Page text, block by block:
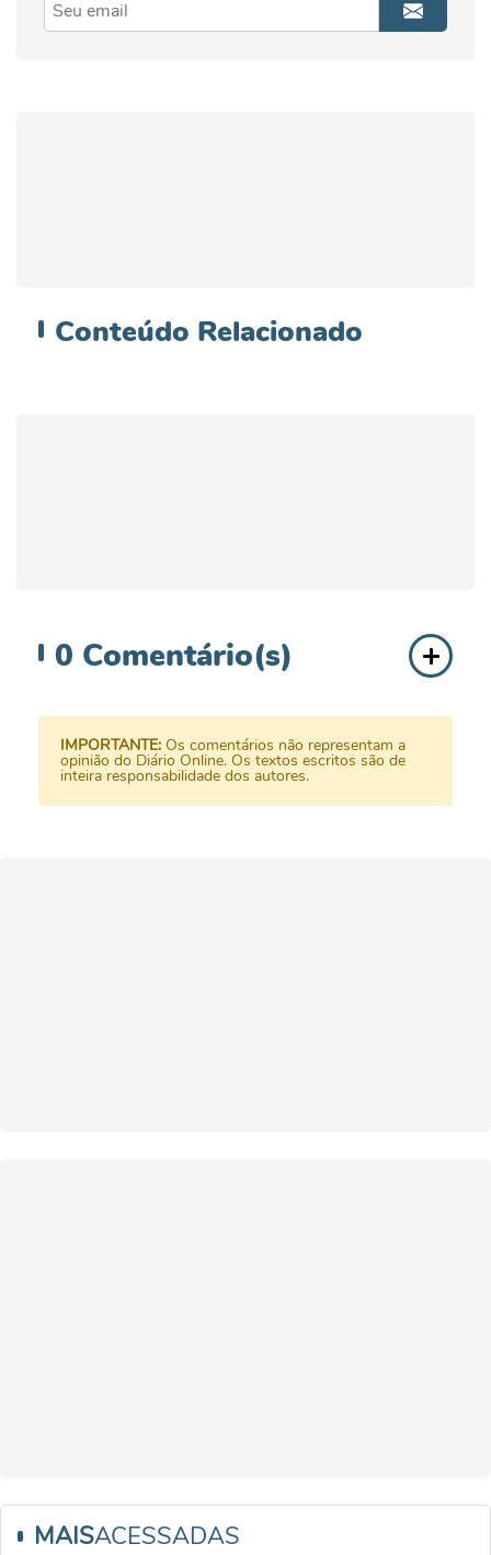
Conteúdo Relacionado
0 Comentário(s)
IMPORTANTE: Os comentários não representam a
opinião do Diário Online. Os textos escritos são de
inteira responsabilidade dos autores.
MAISACESSADAS